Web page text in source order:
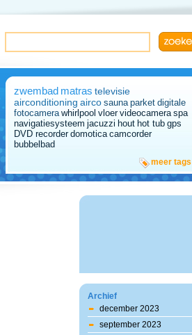
zwembad matras televisie
airconditioning airco sauna parket digitale
fotocamera whirlpool vloer videocamera spa
navigatiesysteem jacuzzi hout hot tub gps
DVD recorder domotica camcorder
bubbelbad
meer tags
Archief
december 2023
september 2023